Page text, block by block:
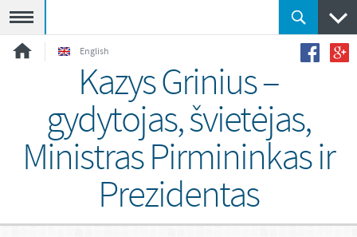
English
Kazys Grinius –
gydytojas, švietėjas,
Ministras Pirmininkas ir
Prezidentas